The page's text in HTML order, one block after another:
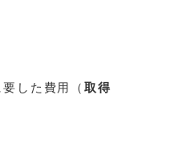
した費用（取得